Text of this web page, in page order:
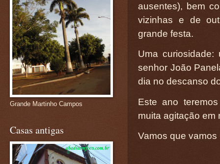
ausentes), bem
vizinhas e de
grande festa.
Uma
senhor João
dia no descanso
Este ano
muita agitação em
Vamos que
Grande Martinho Campos
Casas antigas